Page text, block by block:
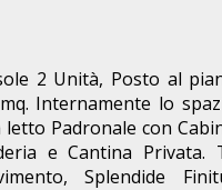
2 Unità, Posto al
Internamente lo
letto Padronale con
e Cantina
Splendide